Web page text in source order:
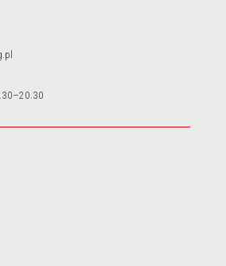
godziny
migowego